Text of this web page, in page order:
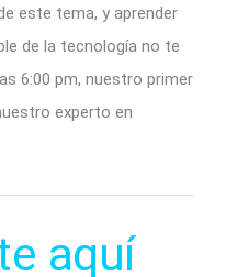
este tema, y aprender
de la tecnología no te
6:00 pm, nuestro primer
experto en
aquí